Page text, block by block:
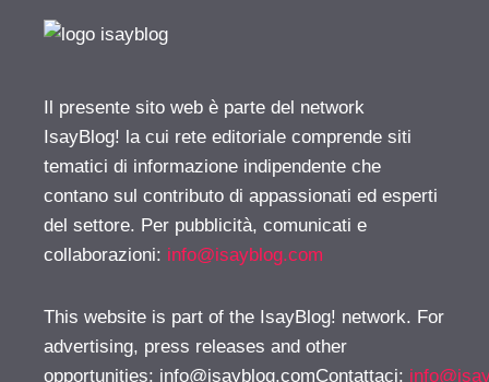
Il presente sito web è parte del network
IsayBlog! la cui rete editoriale comprende siti
tematici di informazione indipendente che
contano sul contributo di appassionati ed esperti
del settore. Per pubblicità, comunicati e
collaborazioni: info@isayblog.com
This website is part of the IsayBlog! network. For
advertising, press releases and other
opportunities: info@isayblog.comContattaci: